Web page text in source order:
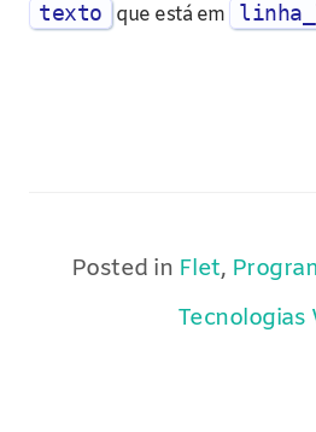
texto que está em
Posted in Flet,
Tecnologias